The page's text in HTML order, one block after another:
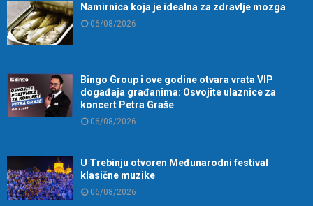
Namirnica koja je idealna za zdravlje mozga
06/08/2026
Bingo Group i ove godine otvara vrata VIP
događaja građanima: Osvojite ulaznice za
koncert Petra Graše
06/08/2026
U Trebinju otvoren Međunarodni festival
klasične muzike
06/08/2026